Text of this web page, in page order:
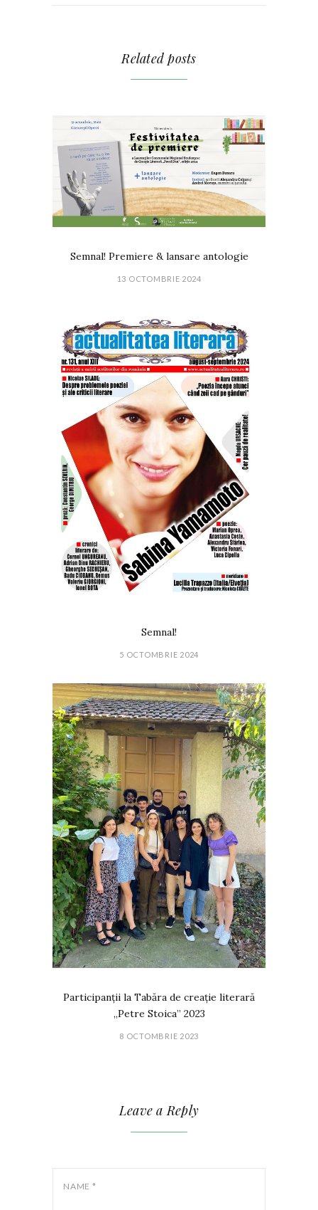
Related posts
Semnal! Premiere & lansare antologie
13 OCTOMBRIE 2024
Semnal!
5 OCTOMBRIE 2024
Participanții la Tabăra de creație literară
„Petre Stoica” 2023
8 OCTOMBRIE 2023
Leave a Reply
NAME *